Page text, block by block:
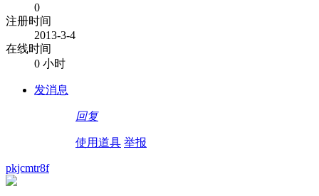
0
注册时间
2013-3-4
在线时间
0 小时
发消息
回复
使用道具 举报
pkjcmtr8f